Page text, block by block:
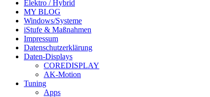
Elektro / Hybrid
MY BLOG
Windows/Systeme
iStufe & Maßnahmen
Impressum
Datenschutzerklärung
Daten-Displays
COREDISPLAY
AK-Motion
Tuning
Apps